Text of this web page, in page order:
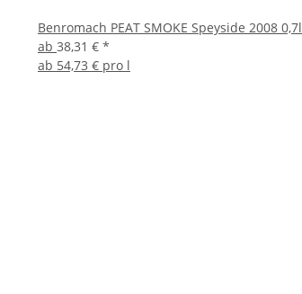
Benromach PEAT SMOKE Speyside 2008 0,7l
ab 38,31 € *
ab 54,73 € pro l